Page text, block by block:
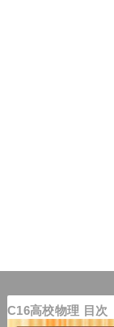
C16高校物理 目次